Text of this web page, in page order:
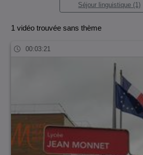
Séjour linguistique (1)
1 vidéo trouvée sans thème
00:03:21